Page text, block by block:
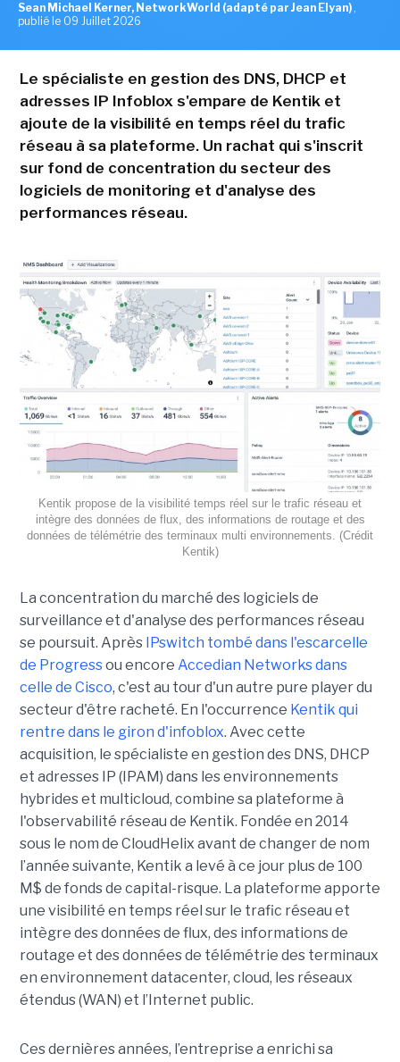
Sean Michael Kerner, NetworkWorld (adapté par Jean Elyan) ,
publié le 09 Juillet 2026
Le spécialiste en gestion des DNS, DHCP et
adresses IP Infoblox s'empare de Kentik et
ajoute de la visibilité en temps réel du trafic
réseau à sa plateforme. Un rachat qui s'inscrit
sur fond de concentration du secteur des
logiciels de monitoring et d'analyse des
performances réseau.
Kentik propose de la visibilité temps réel sur le trafic réseau et
intègre des données de flux, des informations de routage et des
données de télémétrie des terminaux multi environnements. (Crédit
Kentik)
La concentration du marché des logiciels de
surveillance et d'analyse des performances réseau
se poursuit. Après IPswitch tombé dans l'escarcelle
de Progressou encore Accedian Networks dans
celle de Cisco, c'est au tour d'un autre pure player du
secteur d'être racheté. En l'occurrence Kentik qui
rentre dans le giron d'infoblox. Avec cette
acquisition, le spécialiste en gestion des DNS, DHCP
et adresses IP (IPAM) dans les environnements
hybrides et multicloud, combine sa plateforme à
l'observabilité réseau de Kentik. Fondée en 2014
sous le nom de CloudHelix avant de changer de nom
l’année suivante, Kentik a levé à ce jour plus de 100
M$ de fonds de capital-risque. La plateforme apporte
une visibilité en temps réel sur le trafic réseau et
intègre des données de flux, des informations de
routage et des données de télémétrie des terminaux
en environnement datacenter, cloud, les réseaux
étendus (WAN) et l’Internet public.
Ces dernières années, l’entreprise a enrichi sa